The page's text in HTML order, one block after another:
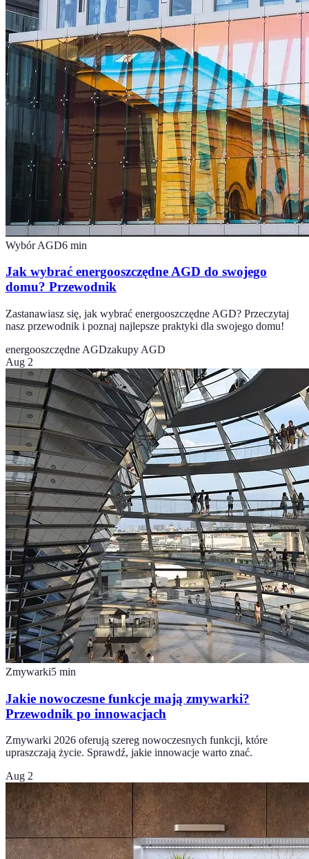
Wybór AGD6 min
Jak wybrać energooszczędne AGD do swojego
domu? Przewodnik
Zastanawiasz się, jak wybrać energooszczędne AGD? Przeczytaj
nasz przewodnik i poznaj najlepsze praktyki dla swojego domu!
energooszczędne AGDzakupy AGD
Aug 2
Zmywarki5 min
Jakie nowoczesne funkcje mają zmywarki?
Przewodnik po innowacjach
Zmywarki 2026 oferują szereg nowoczesnych funkcji, które
upraszczają życie. Sprawdź, jakie innowacje warto znać.
Aug 2